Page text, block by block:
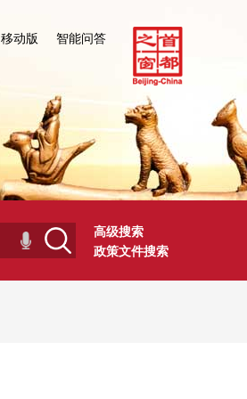
移动版 智能问答
高级搜索
政策文件搜索